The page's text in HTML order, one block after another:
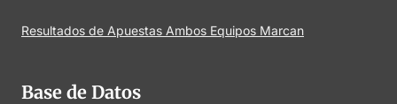
Resultados de Apuestas Ambos Equipos Marcan
Base de Datos